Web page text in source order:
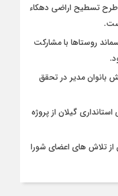
طرح تسطیح اراضی دهکاء
روستاها با مشارکت
بانوان مدیر در تحقق
گیلان از پروژه
از تلاش های اعضای شورا